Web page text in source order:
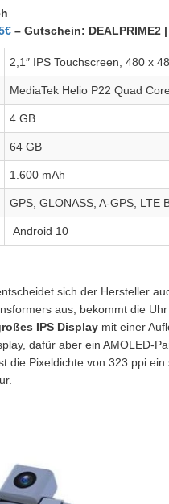
– Gutschein: DEALPRIME2 |
2,1″ IPS Touchscreen , 480 x
MediaTek Helio P22 Quad
4 GB
64 GB
1.600 mAh
GPS, GLONASS, A-GPS, LTE
Android 10
sich der Hersteller
aus, bekommt die
IPS Display mit einer
dafür aber ein AMOLED-
die Pixeldichte von 323 ppi